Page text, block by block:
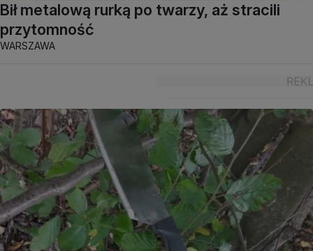
Bił metalową rurką po twarzy, aż stracili
przytomność
WARSZAWA